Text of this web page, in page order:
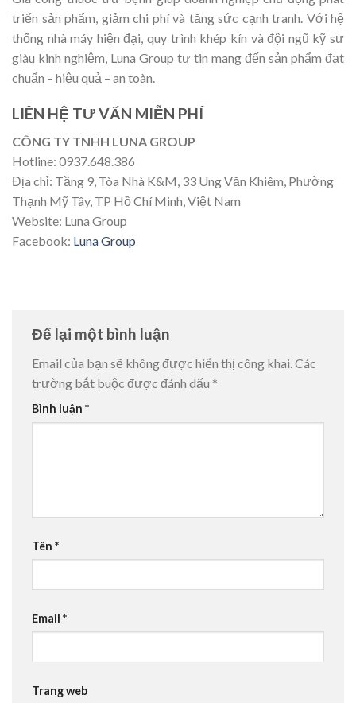
triển sản phẩm, giảm chi phí và tăng sức cạnh tranh. Với hệ
thống nhà máy hiện đại, quy trình khép kín và đội ngũ kỹ sư
giàu kinh nghiệm, Luna Group tự tin mang đến sản phẩm đạt
chuẩn – hiệu quả – an toàn.
LIÊN HỆ TƯ VẤN MIỄN PHÍ
CÔNG TY TNHH LUNA GROUP
Hotline: 0937.648.386
Địa chỉ: Tầng 9, Tòa Nhà K&M, 33 Ung Văn Khiêm, Phường
Thạnh Mỹ Tây, TP Hồ Chí Minh, Việt Nam
Website: Luna Group
Facebook: Luna Group
Để lại một bình luận
Email của bạn sẽ không được hiển thị công khai.Các
trường bắt buộc được đánh dấu *
Bình luận *
Tên *
Email *
Trang web